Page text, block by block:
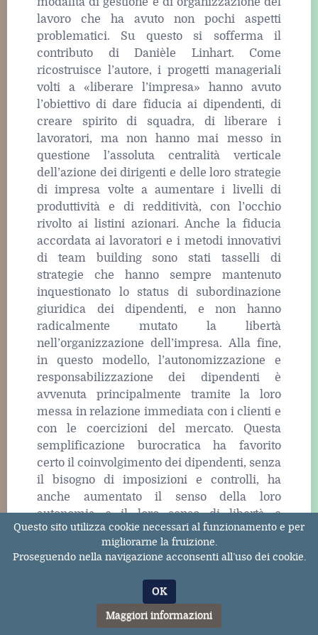
lavoro che ha avuto non pochi aspetti
problematici. Su questo si sofferma il
contributo di Danièle Linhart. Come
ricostruisce l’autore, i progetti manageriali
volti a «liberare l’impresa» hanno avuto
l’obiettivo di dare fiducia ai dipendenti, di
creare spirito di squadra, di liberare i
lavoratori, ma non hanno mai messo in
questione l’assoluta centralità verticale
dell’azione dei dirigenti e delle loro strategie
di impresa volte a aumentare i livelli di
produttività e di redditività, con l’occhio
rivolto ai listini azionari. Anche la fiducia
accordata ai lavoratori e i metodi innovativi
di team building sono stati tasselli di
strategie che hanno sempre mantenuto
inquestionato lo status di subordinazione
giuridica dei dipendenti, e non hanno
radicalmente mutato la libertà
nell’organizzazione dell’impresa. Alla fine,
in questo modello, l’autonomizzazione e
responsabilizzazione dei dipendenti è
avvenuta principalmente tramite la loro
messa in relazione immediata con i clienti e
con le coercizioni del mercato. Questa
semplificazione burocratica ha favorito
certo il coinvolgimento dei dipendenti, senza
il bisogno di imposizioni e controlli, ha
anche aumentato il senso della loro
autonomia e il loro senso di libertà e
avventura. Ma tutto questo non si è riflesso,
per lo più, né nell’aumento degli stipendi, né
in una vera e propria democratizzazione dei
processi di governance aziendale, rimasti
esclusivo appannaggio del management e
della direzione.
Questo sito utilizza cookie necessari al funzionamento e per
migliorarne la fruizione.
Proseguendo nella navigazione acconsenti all’uso dei cookie.
OK
Maggiori informazioni